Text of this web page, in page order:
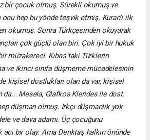
bir çocuk olmuş. Sürekli okumuş ve
onu hep bu yönde teşvik etmiş. Kuran'ı ilk
okumuş. Sonra Türkçesinden okuyarak
çok güçlü olan biri. Çok iyi bir hukuk
müzakereci. Kıbrıs'taki Türklerin
ve ikinci sınıfa düşmeme mücadelesinin
kişisel dostlukları olan da var, kişisel
da... Mesela, Glafkos Klerides ile dost.
düşman olmuş. Irkçı düşmanlık yok
ve dava adamı. Üç çocuğunu
bir olay. Ama Denktaş halkın önünde